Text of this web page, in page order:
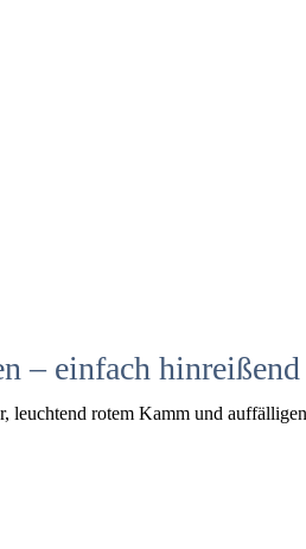
– einfach hinreißend
rotem Kamm und